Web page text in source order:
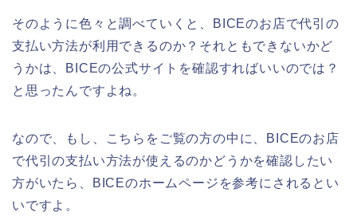
そのように色々と調べていくと、BICEのお店で代引の
支払い方法が利用できるのか？それともできないかど
うかは、BICEの公式サイトを確認すればいいのでは？
と思ったんですよね。
なので、もし、こちらをご覧の方の中に、BICEのお店
で代引の支払い方法が使えるのかどうかを確認したい
方がいたら、BICEのホームページを参考にされるとい
いですよ。